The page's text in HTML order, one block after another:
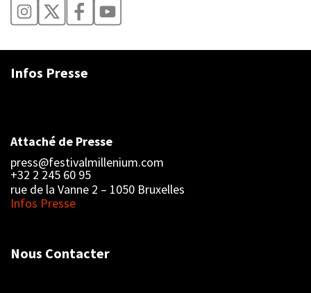
Infos Presse
Attaché de Presse
press@festivalmillenium.com
+32 2 245 60 95
rue de la Vanne 2 – 1050 Bruxelles
Infos Presse
Nous Contacter